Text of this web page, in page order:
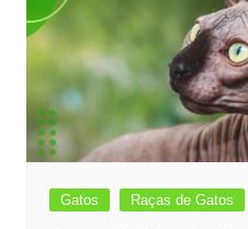
Gatos Raças de Gatos